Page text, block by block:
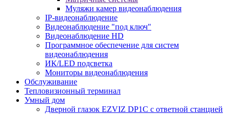
Муляжи камер видеонаблюдения
IP-видеонаблюдение
Видеонаблюдение "под ключ"
Видеонаблюдение HD
Программное обеспечение для систем
видеонаблюдения
ИК/LED подсветка
Мониторы видеонаблюдения
Обслуживание
Тепловизионный терминал
Умный дом
Дверной глазок EZVIZ DP1C с ответной станцией